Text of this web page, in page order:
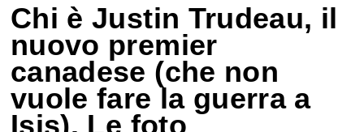
Chi è Justin Trudeau, il
nuovo premier
canadese (che non
vuole fare la guerra a
Isis). Le foto